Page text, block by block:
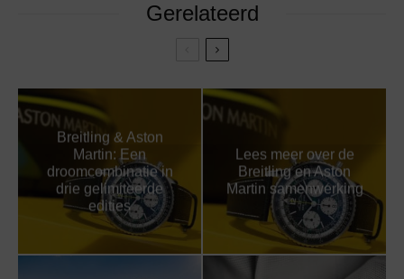
Gerelateerd
Breitling & Aston
Martin: Een
droomcombinatie in
drie gelimiteerde
edities
Lees meer over de
Breitling en Aston
Martin samenwerking